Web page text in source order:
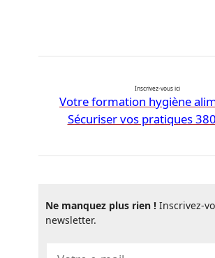
Inscrivez-vous ici
Votre formation hygiène
Sécuriser vos pratiques
Ne manquez plus rien ! Inscrivez-
newsletter.